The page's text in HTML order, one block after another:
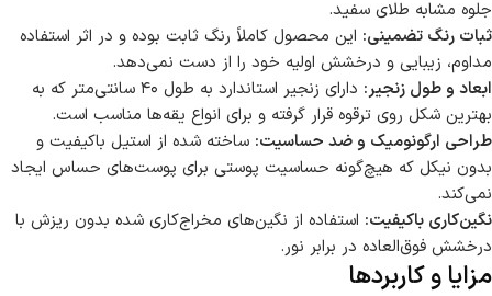
جلوه مشابه طلای سفید.
ثبات رنگ تضمینی: این محصول کاملاً رنگ ثابت بوده و در اثر استفاده
مداوم، زیبایی و درخشش اولیه خود را از دست نمی‌دهد.
ابعاد و طول زنجیر:
دارای زنجیر استاندارد به طول ۴۰ سانتی‌متر که به
بهترین شکل روی ترقوه قرار گرفته و برای انواع یقه‌ها مناسب است.
طراحی ارگونومیک و ضد حساسیت: ساخته شده از استیل باکیفیت و
بدون نیکل که هیچ‌گونه حساسیت پوستی برای پوست‌های حساس ایجاد
نمی‌کند.
نگین‌کاری باکیفیت: استفاده از نگین‌های مخراج‌کاری شده بدون ریزش با
درخشش فوق‌العاده در برابر نور.
مزایا و کاربردها